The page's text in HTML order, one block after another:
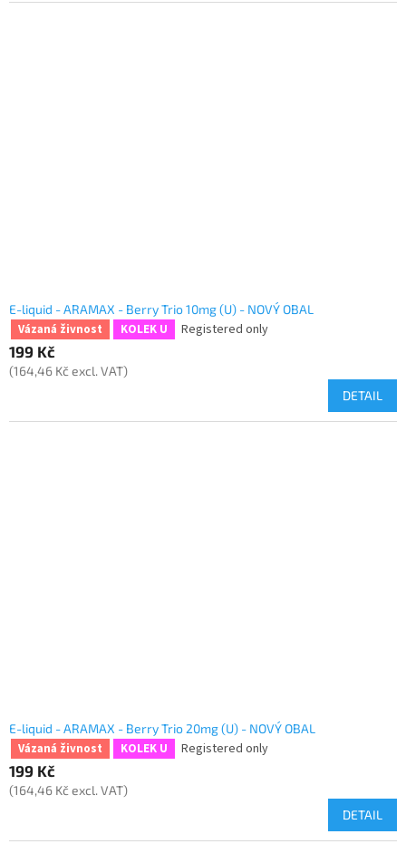
E-liquid - ARAMAX - Berry Trio 10mg (U) - NOVÝ OBAL
Vázaná živnost KOLEK U
Registered only
199 Kč
(164,46 Kč excl. VAT)
DETAIL
E-liquid - ARAMAX - Berry Trio 20mg (U) - NOVÝ OBAL
Vázaná živnost KOLEK U
Registered only
199 Kč
(164,46 Kč excl. VAT)
DETAIL